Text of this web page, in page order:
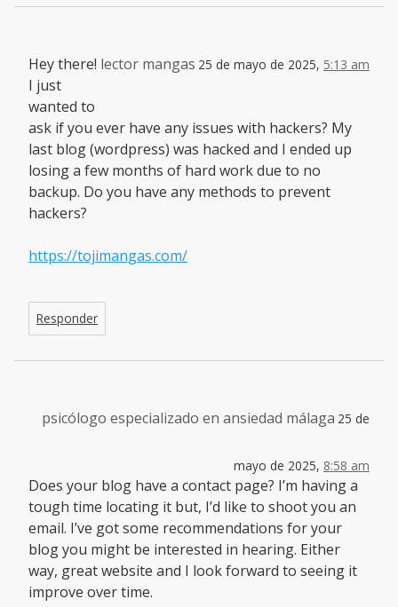
lector mangas 25 de mayo de 2025, 5:13 am
Hey there!
I just
wanted to
ask if you ever have any issues with hackers? My
last blog (wordpress) was hacked and I ended up
losing a few months of hard work due to no
backup. Do you have any methods to prevent
hackers?
https://tojimangas.com/
Responder
psicólogo especializado en ansiedad málaga 25 de
mayo de 2025, 8:58 am
Does your blog have a contact page? I’m having a
tough time locating it but, I’d like to shoot you an
email. I’ve got some recommendations for your
blog you might be interested in hearing. Either
way, great website and I look forward to seeing it
improve over time.